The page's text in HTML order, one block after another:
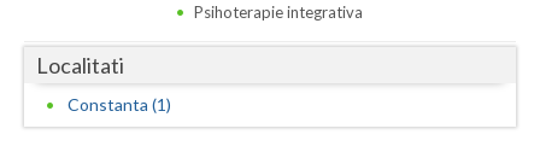
Galati
Giurgiu
Psihoterapie integrativa
Localitati
Constanta (1)